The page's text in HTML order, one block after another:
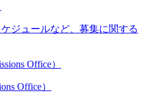
ジュールなど、募集に関する
Office）